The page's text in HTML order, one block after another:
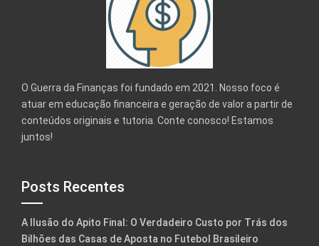
O Guerra da Finanças foi fundado em 2021. Nosso foco é
atuar em educação financeira e geração de valor a partir de
conteúdos originais e tutoria. Conte conosco! Estamos
juntos!
Posts Recentes
A Ilusão do Apito Final: O Verdadeiro Custo por Trás dos
Bilhões das Casas de Aposta no Futebol Brasileiro